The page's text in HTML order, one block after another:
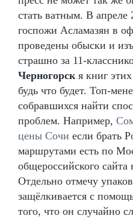
стать ватным. В апреле
госпожи Асламазян в
проведены обыски и
страшно за 11-
Черногорск я книг
будь что будет. Топ-
собравшихся найти
проблем. Например,
цены Сочи если брать
маршрутами есть по
общероссийского сайта
Отдельно отмечу
защёлкивается с
того, что он случайно